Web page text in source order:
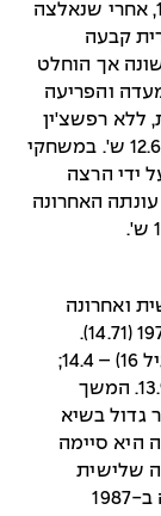
קלר-שאלר ניצחה גם באליפות אירופה 1978, אחרי שנאלצה
קבעה
ש וסיימה ראשונה אך הוחלט
והפריעה
ללא רפשצ'ין
שנפסלה, ניצחה שוב קלר-שאלר בתוצאה 12.62 ש'. במשחקי
הופתעה קלר-שאלר (12.56) על ידי הרצה
באותה עונה, עונתה האחרונה
חמישית ואחרונה
במקצה מוקדם באליפות אירופה לנוער ב-1975 (14.71).
התקדמות כנערה ב-100 מ' משוכות: 1974 (גיל 16) – 14.4;
1975 – 13.9; 1976 – 14.01; 1977 (גיל 19) – 13.90. המשך
1979 – 13.22; שיפור גדול בשיא
באותה עונה היא סיימה
1983 היא סיימה שלישית
באליפות העולם. עונתה הטובה ביותר הייתה ב-1987